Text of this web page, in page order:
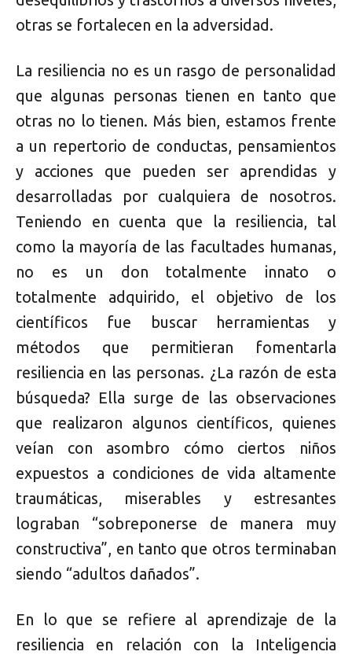
otras se fortalecen en la adversidad.
La resiliencia no es un rasgo de personalidad
que algunas personas tienen en tanto que
otras no lo tienen. Más bien, estamos frente
a un repertorio de conductas, pensamientos
y acciones que pueden ser aprendidas y
desarrolladas por cualquiera de nosotros.
Teniendo en cuenta que la resiliencia, tal
como la mayoría de las facultades humanas,
no es un don totalmente innato o
totalmente adquirido, el objetivo de los
científicos fue buscar herramientas y
métodos que permitieran fomentarla
resiliencia en las personas. ¿La razón de esta
búsqueda? Ella surge de las observaciones
que realizaron algunos científicos, quienes
veían con asombro cómo ciertos niños
expuestos a condiciones de vida altamente
traumáticas, miserables y estresantes
lograban “sobreponerse de manera muy
constructiva”, en tanto que otros terminaban
siendo “adultos dañados”.
En lo que se refiere al aprendizaje de la
resiliencia en relación con la Inteligencia